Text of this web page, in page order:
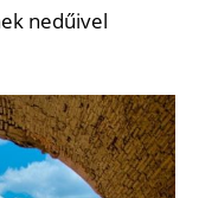
nedűivel